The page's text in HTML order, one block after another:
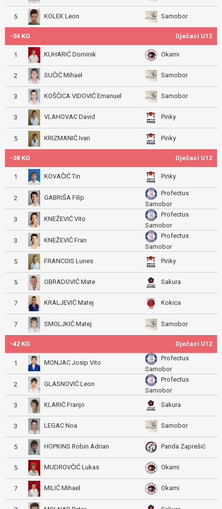
5 KOLEK Leon Samobor
-34 KG Dječaci U12
1 KUHARIĆ Dominik Okami
2 SUČIĆ Mihael Samobor
3 KOŠČICA VIDOVIĆ Emanuel Samobor
3 VLAHOVAC David Pinky
5 KRIZMANIĆ Ivan Pinky
-38 KG Dječaci U12
1 KOVAČIĆ Tin Pinky
2 GABRIŠA Filip
Profectus
Samobor
3 KNEŽEVIĆ Vito
Profectus
Samobor
3 KNEŽEVIĆ Fran
Profectus
Samobor
5
FRANCOIS Lunes Pinky
5 OBRADOVIĆ Mate Sakura
7 KRALJEVIĆ Matej Kokica
7 SMOLJKIĆ Matej Samobor
-42 KG Dječaci U12
1 MONJAC Josip Vito
Profectus
Samobor
2 GLASNOVIĆ Leon
Profectus
Samobor
3
KLARIĆ Franjo Sakura
3 LEGAC Noa Samobor
5 HOPKINS Robin Adrian Panda Zaprešić
5 MUDROVČIĆ Lukas Okami
7 MILIĆ Mihael Okami